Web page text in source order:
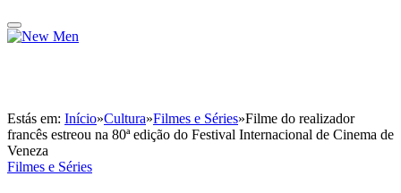
Estás em: Início»Cultura»Filmes e Séries»Filme do realizador
francês estreou na 80ª edição do Festival Internacional de Cinema de
Veneza
Filmes e Séries